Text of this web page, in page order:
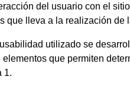
del usuario con el
que lleva a la realización de
utilizado se
que permiten
1.